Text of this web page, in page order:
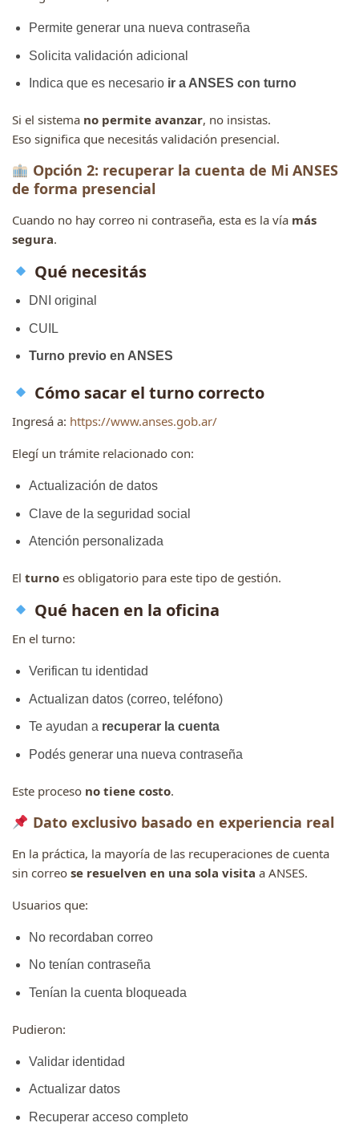
Permite generar una nueva contraseña
Solicita validación adicional
Indica que es necesario ir a ANSES con turno
Si el sistema no permite avanzar, no insistas.
Eso significa que necesitás validación presencial.
Opción 2: recuperar la cuenta de Mi ANSES
de forma presencial
Cuando no hay correo ni contraseña, esta es la vía más
segura.
Qué necesitás
DNI original
CUIL
Turno previo en ANSES
Cómo sacar el turno correcto
Ingresá a: https://www.anses.gob.ar/
Elegí un trámite relacionado con:
Actualización de datos
Clave de la seguridad social
Atención personalizada
El turno es obligatorio para este tipo de gestión.
Qué hacen en la oficina
En el turno:
Verifican tu identidad
Actualizan datos (correo, teléfono)
Te ayudan a recuperar la cuenta
Podés generar una nueva contraseña
Este proceso no tiene costo.
Dato exclusivo basado en experiencia real
En la práctica, la mayoría de las recuperaciones de cuenta
sin correo se resuelven en una sola visita a ANSES.
Usuarios que:
No recordaban correo
No tenían contraseña
Tenían la cuenta bloqueada
Pudieron:
Validar identidad
Actualizar datos
Recuperar acceso completo